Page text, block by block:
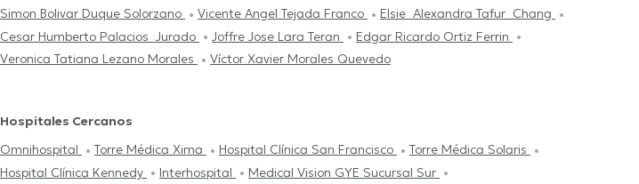
Simon Bolivar Duque Solorzano
Vicente Angel Tejada Franco
Elsie Alexandra Tafur Chang
Cesar Humberto Palacios Jurado
Joffre Jose Lara Teran
Edgar Ricardo Ortiz Ferrin
Veronica Tatiana Lezano Morales
Víctor Xavier Morales Quevedo
Hospitales Cercanos
Omnihospital
Torre Médica Xima Hospital Clínica San Francisco
Torre Médica Solaris
Hospital Clínica Kennedy
Interhospital
Medical Vision GYE Sucursal Sur